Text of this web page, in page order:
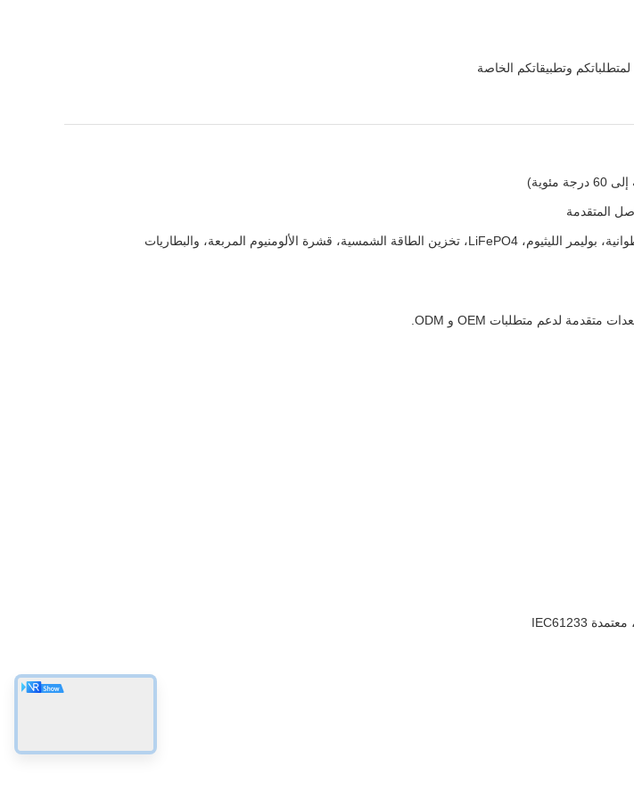
وتطبيقاتكم الخاصة
المتقدمة
مجموعة شاملة من البطاريات: بطاريات ليثيوم أيون أسطوانية، بوليمر الليثيوم، LiFePO4، تخزين الطاقة الشمسية، قشرة الألومنيوم المربعة، والبطاريات